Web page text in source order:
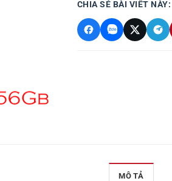
CHIA SẺ BÀI VIẾT NÀY:
MÔ TẢ